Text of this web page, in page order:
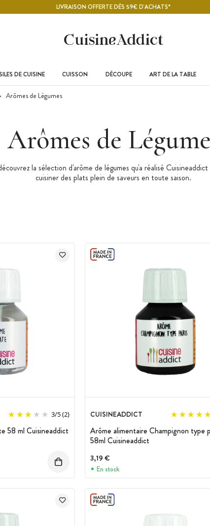
LIVRAISON OFFERTE DÈS 59€ D'ACHATS*
DE CUISINE CUISSON DÉCOUPE ART DE LA TABLE
Arômes de Légumes
Arômes de
la sélection d'arôme de légumes qu'a réalisé
cuisiner des plats plein de saveurs en toute saison.
3/5(2)
58 ml Cuisineaddict
CUISINEADDICT
Arôme alimentaire Champignon type
58ml Cuisineaddict
3,19 €
En stock